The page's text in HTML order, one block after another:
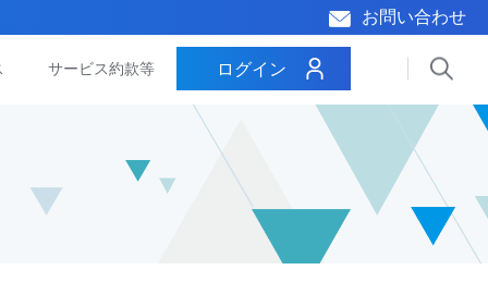
お問い合わせ
サービス約款等 ログイン